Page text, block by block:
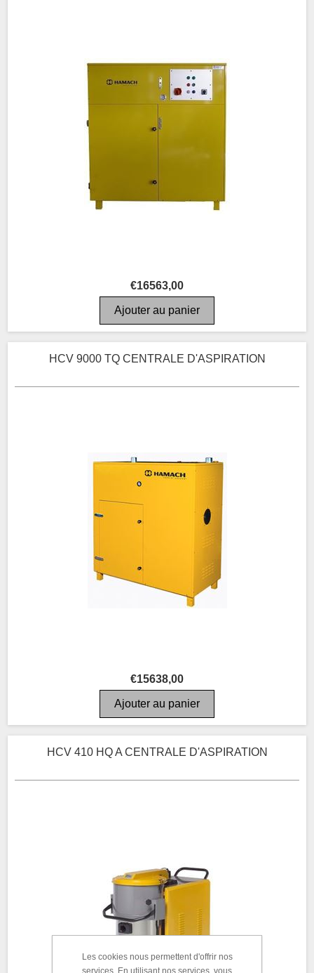
€16563,00
HCV 9000 TQ CENTRALE D'ASPIRATION
€15638,00
HCV 410 HQ A CENTRALE D'ASPIRATION
Les cookies nous permettent d'offrir nos
services. En utilisant nos services, vous